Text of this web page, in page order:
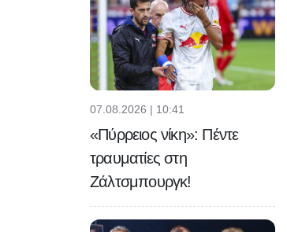
07.08.2026 | 10:41
«Πύρρειος νίκη»: Πέντε
τραυματίες στη
Ζάλτσμπουργκ!